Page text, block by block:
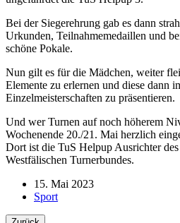
Bei der Siegerehrung gab es dann
Urkunden, Teilnahmemedaillen und
schöne Pokale.
Nun gilt es für die Mädchen, weiter
Elemente zu erlernen und diese dann
Einzelmeisterschaften zu präsentieren.
Und wer Turnen auf noch höherem
Wochenende 20./21. Mai herzlich
Dort ist die TuS Helpup Ausrichter
Westfälischen Turnerbundes.
15. Mai 2023
Sport